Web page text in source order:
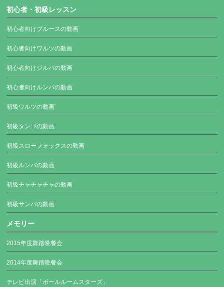
初心者・初級レッスン
初心者向けブルースの動画
初心者向けワルツの動画
初心者向けジルバの動画
初心者向けルンバの動画
初級ワルツの動画
初級タンゴの動画
初級スローフォックスの動画
初級ルンバの動画
初級チャチャチャの動画
初級サンバの動画
メモリー
2015年度舞踏晩餐会
2014年度舞踏晩餐会
テレビ出演「ボールルームスターズ」